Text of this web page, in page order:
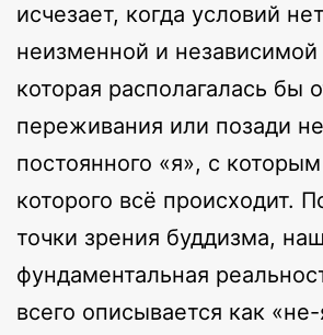
исчезает, когда условий
неизменной и
которая располагалась бы
переживания или позади
постоянного «я», с
которого всё происходит.
точки зрения буддизма,
фундаментальная
всего описывается как